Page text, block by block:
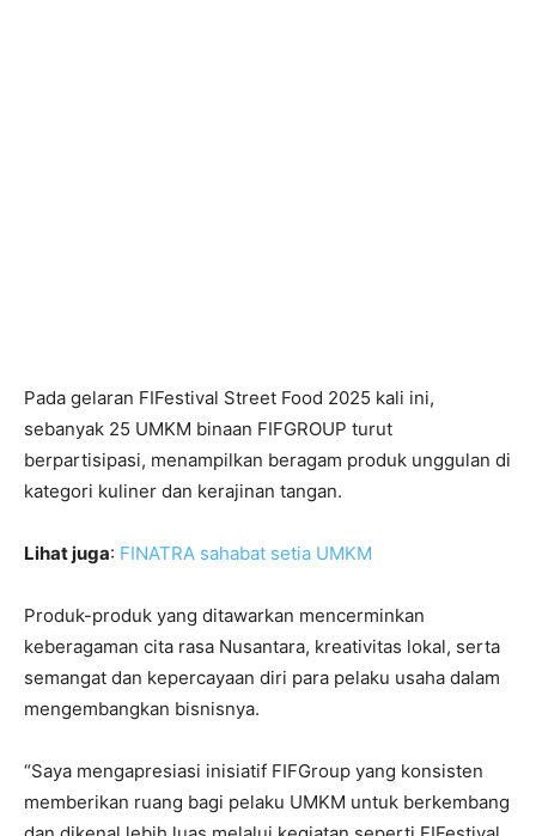
Pada gelaran FIFestival Street Food 2025 kali ini,
sebanyak 25 UMKM binaan FIFGROUP turut
berpartisipasi, menampilkan beragam produk unggulan di
kategori kuliner dan kerajinan tangan.
Lihat juga: FINATRA sahabat setia UMKM
Produk-produk yang ditawarkan mencerminkan
keberagaman cita rasa Nusantara, kreativitas lokal, serta
semangat dan kepercayaan diri para pelaku usaha dalam
mengembangkan bisnisnya.
“Saya mengapresiasi inisiatif FIFGroup yang konsisten
memberikan ruang bagi pelaku UMKM untuk berkembang